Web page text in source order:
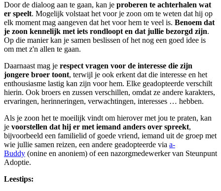
Door de dialoog aan te gaan, kan je proberen te achterhalen wat
er speelt. Mogelijk volstaat het voor je zoon om te weten dat hij op
elk moment mag aangeven dat het voor hem te veel is. Benoem dat
je zoon kennelijk met iets rondloopt en dat jullie bezorgd zijn.
Op die manier kan je samen beslissen of het nog een goed idee is
om met z'n allen te gaan.
Daarnaast mag je respect vragen voor de interesse die zijn
jongere broer toont, terwijl je ook erkent dat die interesse en het
enthousiasme lastig kan zijn voor hem. Elke geadopteerde verschilt
hierin. Ook broers en zussen verschillen, omdat ze andere karakters,
ervaringen, herinneringen, verwachtingen, interesses … hebben.
Als je zoon het te moeilijk vindt om hierover met jou te praten, kan
je voorstellen dat hij er met iemand anders over spreekt,
bijvoorbeeld een familielid of goede vriend, iemand uit de groep met
wie jullie samen reizen, een andere geadopteerde via a-
Buddy (onine en anoniem) of een nazorgmedewerker van Steunpunt
Adoptie.
Leestips: